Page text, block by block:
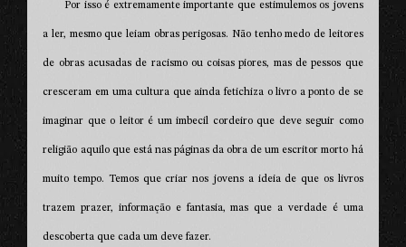
Por isso é extremamente importante que estimulemos os jovens
a ler, mesmo que leiam obras perigosas. Não tenho medo de leitores
de obras acusadas de racismo ou coisas piores, mas de pessos que
cresceram em uma cultura que ainda fetichiza o livro a ponto de se
imaginar que o leitor é um imbecil cordeiro que deve seguir como
religião aquilo que está nas páginas da obra de um escritor morto há
muito tempo. Temos que criar nos jovens a ideia de que os livros
trazem prazer, informação e fantasia, mas que a verdade é uma
descoberta que cada um deve fazer.